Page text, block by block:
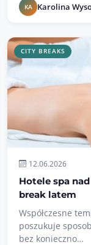
KA Karolina
CITY BREAKS
12.06.2026
Hotele spa
break latem
Współczesne
poszukuje
bez konieczno…